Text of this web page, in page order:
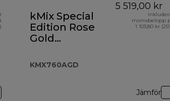
kMix Special
Edition Rose
Gold
KMX760AGD
5 519,00 kr
momsbelopp
1 103,80 kr
Jämför